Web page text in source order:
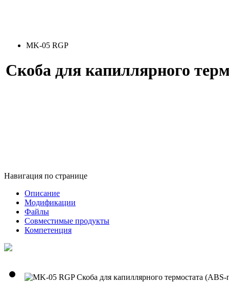
MK-05 RGP
Скоба для капиллярного
Навигация по странице
Описание
Модификации
Файлы
Совместимые продукты
Компетенция